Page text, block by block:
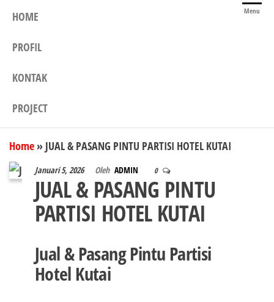
Menu
HOME
PROFIL
KONTAK
PROJECT
Home » JUAL & PASANG PINTU PARTISI HOTEL KUTAI
Januari 5, 2026 Oleh ADMIN 0
JUAL & PASANG PINTU
PARTISI HOTEL KUTAI
Jual & Pasang Pintu Partisi
Hotel Kutai